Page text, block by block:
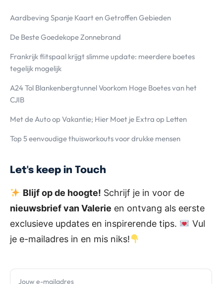
Aardbeving Spanje Kaart en Getroffen Gebieden
De Beste Goedekope Zonnebrand
Frankrijk flitspaal krijgt slimme update: meerdere boetes
tegelijk mogelijk
A24 Tol Blankenbergtunnel Voorkom Hoge Boetes van het
CJIB
Met de Auto op Vakantie; Hier Moet je Extra op Letten
Top 5 eenvoudige thuisworkouts voor drukke mensen
Let's keep in Touch
Blijf op de hoogte! Schrijf je in voor de
nieuwsbrief van Valerie en ontvang als eerste
exclusieve updates en inspirerende tips.
Vul
je e-mailadres in en mis niks!